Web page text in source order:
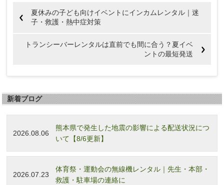
夏休みの子ども向けイベントにインカムレンタル｜迷
子・救護・熱中症対策
トランシーバーレンタルは直前でも間に合う？夏イベ
ントの最短発送
新着ブログ
2026.08.06
熊本県で発生した地震の影響による配送状況につ
いて【8/6更新】
2026.07.23
体育祭・運動会の無線機レンタル｜先生・本部・
救護・駐車場の連絡に